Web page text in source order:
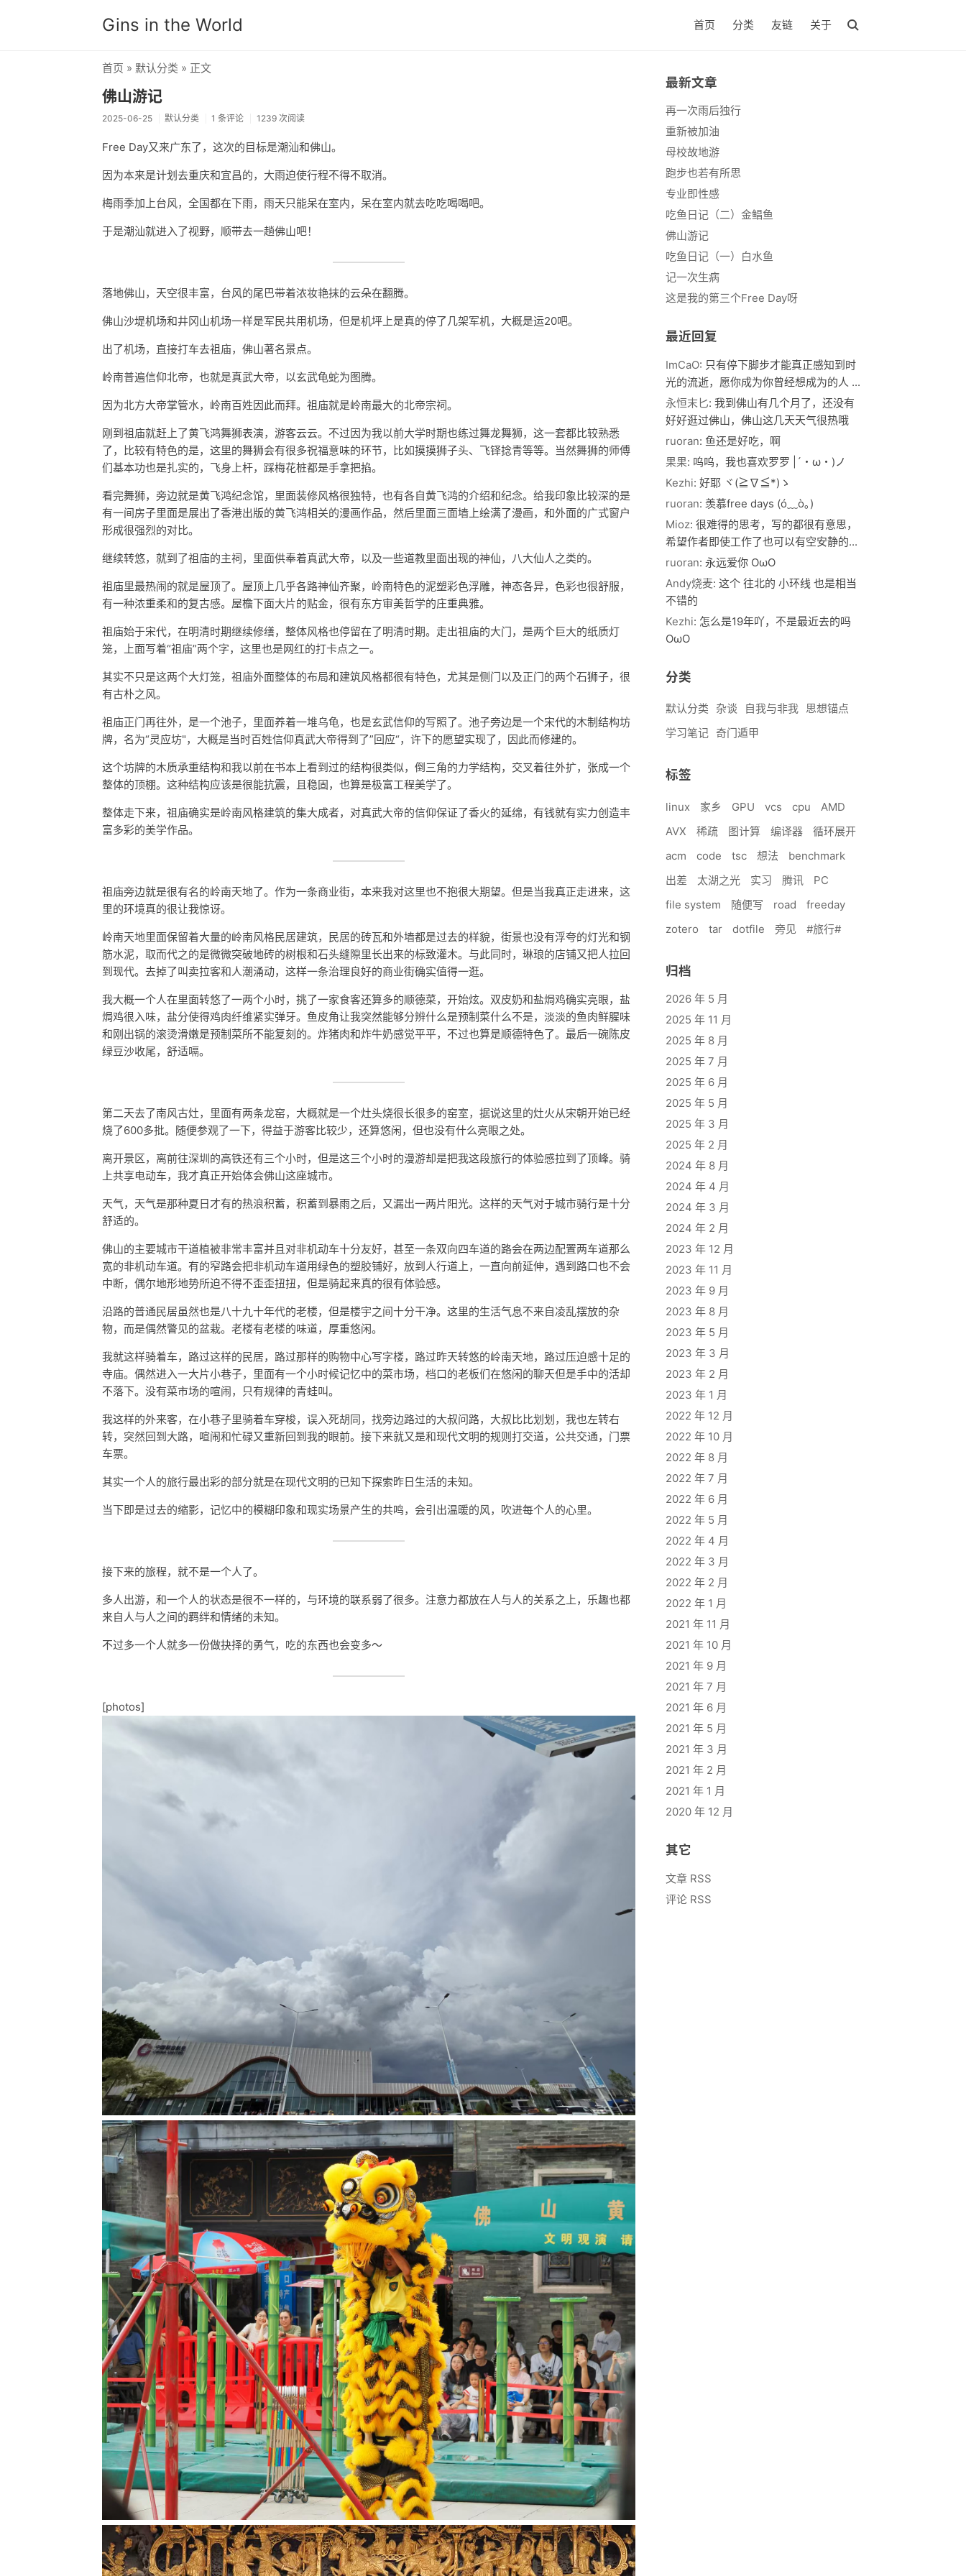
Gins in the World 首页 分类 友链 关于
首页 » 默认分类 » 正文
佛山游记
2025-06-25 默认分类 1 条评论 1239 次阅读
Free Day又来广东了，这次的目标是潮汕和佛山。
因为本来是计划去重庆和宜昌的，大雨迫使行程不得不取消。
梅雨季加上台风，全国都在下雨，雨天只能呆在室内，呆在室内就去吃吃喝喝吧。
于是潮汕就进入了视野，顺带去一趟佛山吧！
落地佛山，天空很丰富，台风的尾巴带着浓妆艳抹的云朵在翻腾。
佛山沙堤机场和井冈山机场一样是军民共用机场，但是机坪上是真的停了几架军机，大概是运20吧。
出了机场，直接打车去祖庙，佛山著名景点。
岭南普遍信仰北帝，也就是真武大帝，以玄武龟蛇为图腾。
因为北方大帝掌管水，岭南百姓因此而拜。祖庙就是岭南最大的北帝宗祠。
刚到祖庙就赶上了黄飞鸿舞狮表演，游客云云。不过因为我以前大学时期也练过舞龙舞狮，这一套都比较熟悉
了，比较有特色的是，这里的舞狮会有很多祝福意味的环节，比如摸摸狮子头、飞铎捻青等等。当然舞狮的师傅
们基本功也是扎实的，飞身上杆，踩梅花桩都是手拿把掐。
看完舞狮，旁边就是黄飞鸿纪念馆，里面装修风格很独特，也有各自黄飞鸿的介绍和纪念。给我印象比较深的是
有一间房子里面是展出了香港出版的黄飞鸿相关的漫画作品，然后里面三面墙上绘满了漫画，和外面的广式窗户
形成很强烈的对比。
继续转悠，就到了祖庙的主祠，里面供奉着真武大帝，以及一些道教里面出现的神仙，八大仙人之类的。
祖庙里最热闹的就是屋顶了。屋顶上几乎各路神仙齐聚，岭南特色的泥塑彩色浮雕，神态各异，色彩也很舒服，
有一种浓重柔和的复古感。屋檐下面大片的贴金，很有东方审美哲学的庄重典雅。
祖庙始于宋代，在明清时期继续修缮，整体风格也停留在了明清时期。走出祖庙的大门，是两个巨大的纸质灯
笼，上面写着“祖庙”两个字，这里也是网红的打卡点之一。
其实不只是这两个大灯笼，祖庙外面整体的布局和建筑风格都很有特色，尤其是侧门以及正门的两个石狮子，很
有古朴之风。
祖庙正门再往外，是一个池子，里面养着一堆乌龟，也是玄武信仰的写照了。池子旁边是一个宋代的木制结构坊
牌，名为“灵应坊"，大概是当时百姓信仰真武大帝得到了”回应“，许下的愿望实现了，因此而修建的。
这个坊牌的木质承重结构和我以前在书本上看到过的结构很类似，倒三角的力学结构，交叉着往外扩，张成一个
整体的顶棚。这种结构应该是很能抗震，且稳固，也算是极富工程美学了。
整体走下来，祖庙确实是岭南风格建筑的集大成者，对真武大帝的信仰保证了香火的延绵，有钱就有实力创造丰
富多彩的美学作品。
祖庙旁边就是很有名的岭南天地了。作为一条商业街，本来我对这里也不抱很大期望。但是当我真正走进来，这
里的环境真的很让我惊讶。
岭南天地里面保留着大量的岭南风格民居建筑，民居的砖瓦和外墙都是过去的样貌，街景也没有浮夸的灯光和钢
筋水泥，取而代之的是微微突破地砖的树根和石头缝隙里长出来的标致灌木。与此同时，琳琅的店铺又把人拉回
到现代。去掉了叫卖拉客和人潮涌动，这样一条治理良好的商业街确实值得一逛。
我大概一个人在里面转悠了一两个小时，挑了一家食客还算多的顺德菜，开始炫。双皮奶和盐焗鸡确实亮眼，盐
焗鸡很入味，盐分使得鸡肉纤维紧实弹牙。鱼皮角让我突然能够分辨什么是预制菜什么不是，淡淡的鱼肉鲜腥味
和刚出锅的滚烫滑嫩是预制菜所不能复刻的。炸猪肉和炸牛奶感觉平平，不过也算是顺德特色了。最后一碗陈皮
绿豆沙收尾，舒适嗝。
第二天去了南风古灶，里面有两条龙窑，大概就是一个灶头烧很长很多的窑室，据说这里的灶火从宋朝开始已经
烧了600多批。随便参观了一下，得益于游客比较少，还算悠闲，但也没有什么亮眼之处。
离开景区，离前往深圳的高铁还有三个小时，但是这三个小时的漫游却是把我这段旅行的体验感拉到了顶峰。骑
上共享电动车，我才真正开始体会佛山这座城市。
天气，天气是那种夏日才有的热浪积蓄，积蓄到暴雨之后，又漏出一两片阳光。这样的天气对于城市骑行是十分
舒适的。
佛山的主要城市干道植被非常丰富并且对非机动车十分友好，甚至一条双向四车道的路会在两边配置两车道那么
宽的非机动车道。有的窄路会把非机动车道用绿色的塑胶铺好，放到人行道上，一直向前延伸，遇到路口也不会
中断，偶尔地形地势所迫不得不歪歪扭扭，但是骑起来真的很有体验感。
沿路的普通民居虽然也是八十九十年代的老楼，但是楼宇之间十分干净。这里的生活气息不来自凌乱摆放的杂
物，而是偶然瞥见的盆栽。老楼有老楼的味道，厚重悠闲。
我就这样骑着车，路过这样的民居，路过那样的购物中心写字楼，路过昨天转悠的岭南天地，路过压迫感十足的
寺庙。偶然进入一大片小巷子，里面有一个小时候记忆中的菜市场，档口的老板们在悠闲的聊天但是手中的活却
不落下。没有菜市场的喧闹，只有规律的青蛙叫。
我这样的外来客，在小巷子里骑着车穿梭，误入死胡同，找旁边路过的大叔问路，大叔比比划划，我也左转右
转，突然回到大路，喧闹和忙碌又重新回到我的眼前。接下来就又是和现代文明的规则打交道，公共交通，门票
车票。
其实一个人的旅行最出彩的部分就是在现代文明的已知下探索昨日生活的未知。
当下即是过去的缩影，记忆中的模糊印象和现实场景产生的共鸣，会引出温暖的风，吹进每个人的心里。
接下来的旅程，就不是一个人了。
多人出游，和一个人的状态是很不一样的，与环境的联系弱了很多。注意力都放在人与人的关系之上，乐趣也都
来自人与人之间的羁绊和情绪的未知。
不过多一个人就多一份做抉择的勇气，吃的东西也会变多～
[photos]
最新文章
再一次雨后独行
重新被加油
母校故地游
跑步也若有所思
专业即性感
吃鱼日记（二）金鲳鱼
佛山游记
吃鱼日记（一）白水鱼
记一次生病
这是我的第三个Free Day呀
最近回复
ImCaO: 只有停下脚步才能真正感知到时
光的流逝，愿你成为你曾经想成为的人 ...
永恒末匕: 我到佛山有几个月了，还没有
好好逛过佛山，佛山这几天天气很热哦
ruoran: 鱼还是好吃，啊
果果: 呜呜，我也喜欢罗罗 |´・ω・)ノ
Kezhi: 好耶 ヾ(≧∇≦*)ゝ
ruoran: 羡慕free days (ó﹏ò｡)
Mioz: 很难得的思考，写的都很有意思，
希望作者即使工作了也可以有空安静的...
ruoran: 永远爱你 OωO
Andy烧麦: 这个 往北的 小环线 也是相当
不错的
Kezhi: 怎么是19年吖，不是最近去的吗
OωO
分类
默认分类 杂谈 自我与非我 思想锚点
学习笔记 奇门遁甲
标签
linux 家乡 GPU vcs cpu
AMD
AVX
稀疏 图计算 编译器
循环展开
acm
code tsc 想法
benchmark
出差
太湖之光 实习 腾讯
PC
file system
随便写 road
freeday
zotero
tar dotfile 旁见 #旅行#
归档
2026 年 5 月
2025 年 11 月
2025 年 8 月
2025 年 7 月
2025 年 6 月
2025 年 5 月
2025 年 3 月
2025 年 2 月
2024 年 8 月
2024 年 4 月
2024 年 3 月
2024 年 2 月
2023 年 12 月
2023 年 11 月
2023 年 9 月
2023 年 8 月
2023 年 5 月
2023 年 3 月
2023 年 2 月
2023 年 1 月
2022 年 12 月
2022 年 10 月
2022 年 8 月
2022 年 7 月
2022 年 6 月
2022 年 5 月
2022 年 4 月
2022 年 3 月
2022 年 2 月
2022 年 1 月
2021 年 11 月
2021 年 10 月
2021 年 9 月
2021 年 7 月
2021 年 6 月
2021 年 5 月
2021 年 3 月
2021 年 2 月
2021 年 1 月
2020 年 12 月
其它
文章 RSS
评论 RSS